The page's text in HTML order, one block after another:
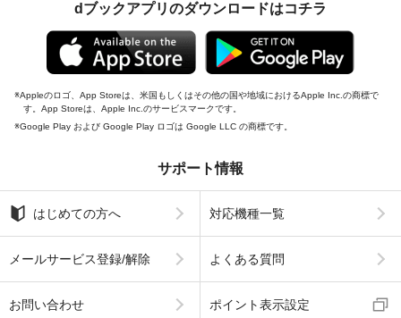
dブックアプリのダウンロードはコチラ
Appleのロゴ、App Storeは、米国もしくはその他の国や地域におけるApple Inc.の商標で
す。App Storeは、Apple Inc.のサービスマークです。
Google Play および Google Play ロゴは Google LLC の商標です。
サポート情報
はじめての方へ 対応機種一覧
メールサービス登録/解除 よくある質問
お問い合わせ ポイント表示設定